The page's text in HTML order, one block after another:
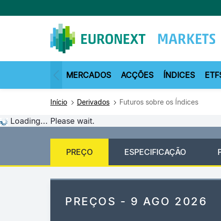
para
MERCADOS ACÇÕES ÍNDICES
Início Derivados Futuros sobre os Índices
Loading... Please wait.
PREÇO ESPECIFICAÇÃO
PREÇOS - 9 AGO 2026